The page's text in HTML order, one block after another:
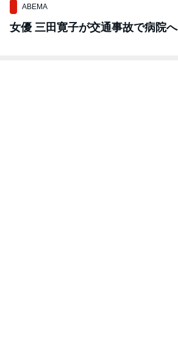
ABEMA
女優 三田寛子が交通事故で病院へ